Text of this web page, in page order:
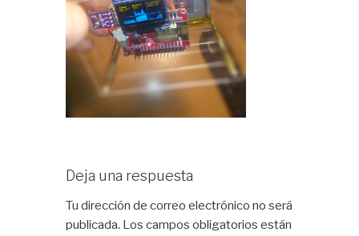
Deja una respuesta
Tu dirección de correo electrónico no será
publicada. Los campos obligatorios están